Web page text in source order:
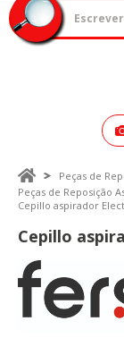
Peças de
Peças de Reposição
Cepillo aspirador
Cepillo